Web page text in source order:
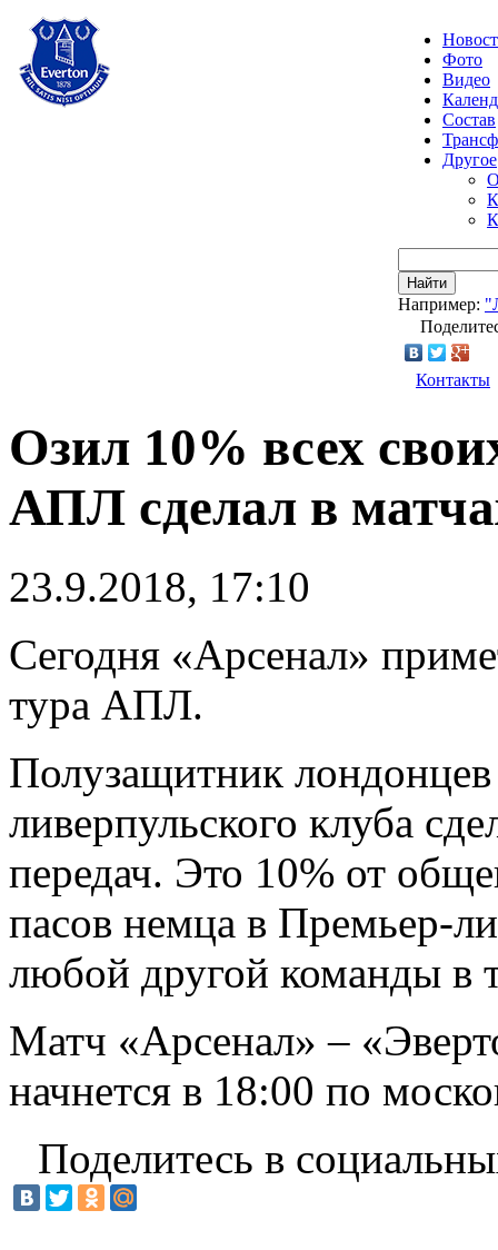
Фото
Видео
Состав
Другое
Найти
Например:
Контакты
Озил 10% всех
АПЛ сделал в
23.9.2018, 17:10
Сегодня «Арсенал»
тура АПЛ.
Полузащитник
ливерпульского клуба
передач. Это 10% от
пасов немца в Премьер-
любой другой команды в
Матч «Арсенал» –
начнется в 18:00 по
Поделитесь в